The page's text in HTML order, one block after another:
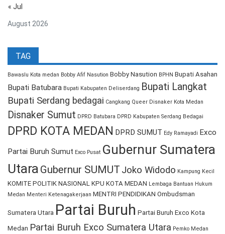
August 2026
« Jul
TAG
Bawaslu Kota medan Bobby Afif Nasution Bobby Nasution BPHN Bupati Asahan
Bupati Batubara Bupati Kabupaten Deliserdang Bupati Langkat
Bupati Serdang bedagai Cangkang Queer Disnaker Kota Medan
Disnaker Sumut DPRD Batubara DPRD Kabupaten Serdang Bedagai
DPRD KOTA MEDAN DPRD SUMUT Edy Ramayadi Exco
Partai Buruh Sumut Exco Pusat Gubernur Sumatera
Utara Gubernur SUMUT Joko Widodo Kampung Kecil
KOMITE POLITIK NASIONAL KPU KOTA MEDAN Lembaga Bantuan Hukum
Medan Menteri Ketenagakerjaan MENTRI PENDIDIKAN Ombudsman
Sumatera Utara Partai Buruh Partai Buruh Exco Kota
Medan Partai Buruh Exco Sumatera Utara Pemko Medan